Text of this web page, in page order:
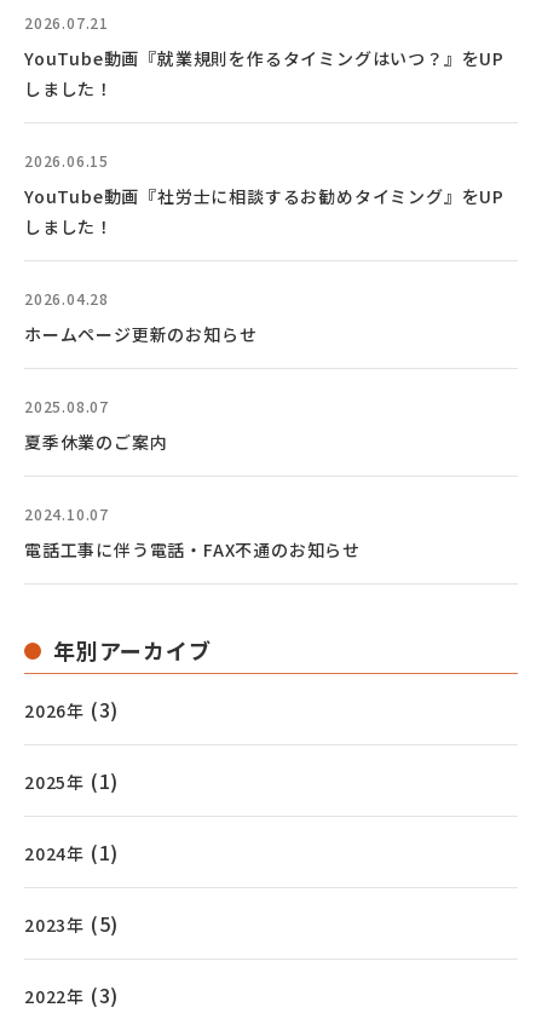
2026.07.21
YouTube動画『就業規則を作るタイミングはいつ？』をUP
しました！
2026.06.15
YouTube動画『社労士に相談するお勧めタイミング』をUP
しました！
2026.04.28
ホームページ更新のお知らせ
2025.08.07
夏季休業のご案内
2024.10.07
電話工事に伴う電話・FAX不通のお知らせ
年別アーカイブ
2026年 (3)
2025年 (1)
2024年 (1)
2023年 (5)
2022年 (3)